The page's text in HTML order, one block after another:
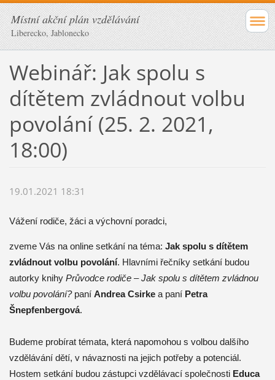
Místní akční plán vzdělávání
Liberecko, Jablonecko
Webinář: Jak spolu s
dítětem zvládnout volbu
povolání (25. 2. 2021,
18:00)
19.01.2021 18:31
Vážení rodiče, žáci a výchovní poradci,
zveme Vás na online setkání na téma: Jak spolu s dítětem
zvládnout volbu povolání. Hlavními řečníky setkání budou
autorky knihy Průvodce rodiče – Jak spolu s dítětem zvládnou
volbu povolání?paní Andrea Csirkea paní Petra
Šnepfenbergová.
Budeme probírat témata, která napomohou s volbou dalšího
vzdělávání dětí, v návaznosti na jejich potřeby a potenciál.
Hostem setkání budou zástupci vzdělávací společnosti Educa